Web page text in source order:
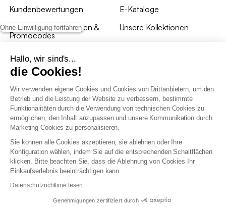
Ohne Einwilligung fortfahren
Hallo, wir sind's...
die Cookies!
Wir verwenden eigene Cookies und Cookies von Drittanbietern, um den
Betrieb und die Leistung der Website zu verbessern, bestimmte
Funktionalitäten durch die Verwendung von technischen Cookies zu
ermöglichen, den Inhalt anzupassen und unsere Kommunikation durch
Marketing-Cookies zu personalisieren.
Sie können alle Cookies akzeptieren, sie ablehnen oder Ihre
Konfiguration wählen, indem Sie auf die entsprechenden Schaltflächen
klicken. Bitte beachten Sie, dass die Ablehnung von Cookies Ihr
Einkaufserlebnis beeinträchtigen kann.
Datenschutzrichtlinie lesen
Genehmigungen zertifiziert durch
Kundenbewertungen
*Angebotsbedingungen &
Promocodes
Bewertungen von sweeek
Unsere Geschäfte
E-Kataloge
Unsere Kollektionen
AGB Treueprogramm
Datenschutzrichtlinien
Allgemeine Geschäftsbedingungen für Geschäftskunden
Erklärung zur Barrierefreiheit